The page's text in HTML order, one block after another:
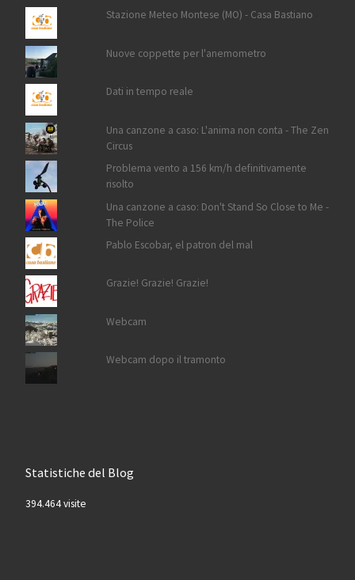
Stazione Meteo Montese (MO) - Casa Bastiano
Nuove coppette per l'anemometro
Dati in tempo reale
Una canzone a caso: L'anima non conta - The Zen
Circus
Problema vento a 156 km/h definitivamente
risolto
Una canzone a caso: Don't Stand So Close to Me -
The Police
Pablo Escobar, el patron del mal
Grazie! Grazie! Grazie!
Webcam
Webcam dopo il tramonto
Statistiche del Blog
394.464 visite